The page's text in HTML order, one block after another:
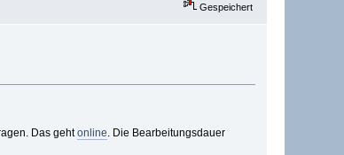
Gespeichert
Das gehtonline. Die Bearbeitungsdauer